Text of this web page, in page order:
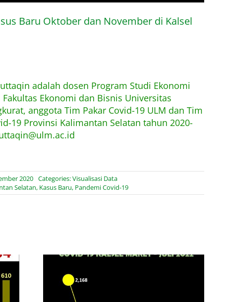
Baru Oktober dan November di Kalsel
adalah dosen Program Studi Ekonomi
Ekonomi dan Bisnis Universitas
anggota Tim Pakar Covid-19 ULM dan Tim
19 Provinsi Kalimantan Selatan tahun 2020-
2020 Categories:Visualisasi Data
Selatan, Kasus Baru, Pandemi Covid-19